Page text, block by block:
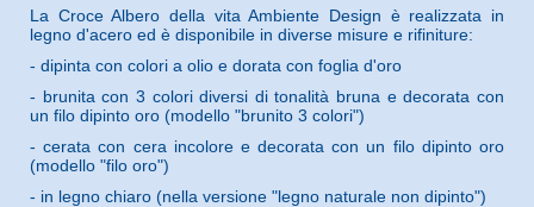
La Croce Albero della vita Ambiente Design è realizzata in
legno d'acero ed è disponibile in diverse misure e rifiniture:
- dipinta con colori a olio e dorata con foglia d'oro
- brunita con 3 colori diversi di tonalità bruna e decorata con
un filo dipinto oro (modello "brunito 3 colori")
- cerata con cera incolore e decorata con un filo dipinto oro
(modello "filo oro")
- in legno chiaro (nella versione "legno naturale non dipinto")